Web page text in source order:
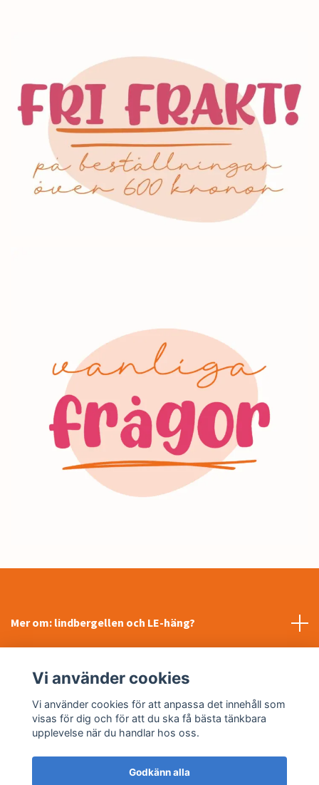
Mer om: lindbergellen och LE-häng?
Sociala medier
Vi använder cookies
Vi använder cookies för att anpassa det innehåll som
visas för dig och för att du ska få bästa tänkbara
upplevelse när du handlar hos oss.
Godkänn alla